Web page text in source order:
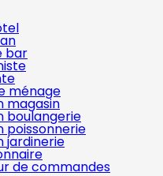
bar
ménage
magasin
boulangerie
poissonnerie
jardinerie
de commandes